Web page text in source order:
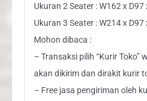
Ukuran 2 Seater : W162 x D97
Ukuran 3 Seater : W214 x D97
Mohon dibaca :
– Transaksi pilih “Kurir Toko”
akan dikirim dan dirakit kurir
– Free jasa pengiriman oleh